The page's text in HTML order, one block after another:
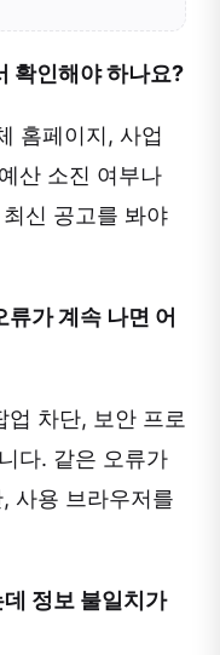
확인해야 하나요?
홈페이지, 사업
산 소진 여부나
신 공고를 봐야
가 계속 나면 어
업 차단, 보안 프로
다. 같은 오류가
사용 브라우저를
정보 불일치가